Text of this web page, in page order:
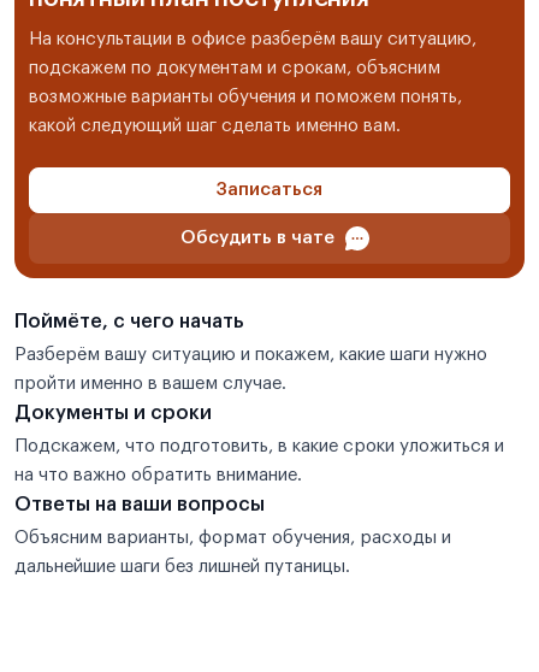
На консультации в офисе разберём вашу ситуацию,
подскажем по документам и срокам, объясним
возможные варианты обучения и поможем понять,
какой следующий шаг сделать именно вам.
Записаться
Обсудить в чате
Поймёте, с чего начать
Разберём вашу ситуацию и покажем, какие шаги нужно
пройти именно в вашем случае.
Документы и сроки
Подскажем, что подготовить, в какие сроки уложиться и
на что важно обратить внимание.
Ответы на ваши вопросы
Объясним варианты, формат обучения, расходы и
дальнейшие шаги без лишней путаницы.